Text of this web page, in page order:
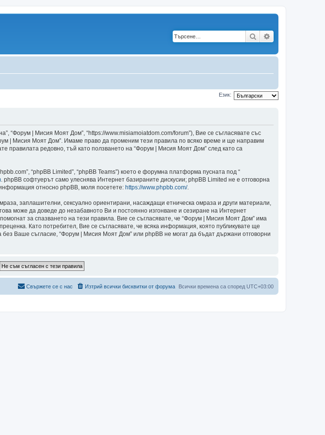
Търсене
Език:
“Форум | Мисия Моят Дом”, “https://www.misiamoiatdom.com/forum”), Вие се съгласявате със
| Мисия Моят Дом”. Имаме право да променим тези правила по всяко време и ще направим
правилата редовно, тъй като ползването на “Форум | Мисия Моят Дом” след като са
“phpBB Limited”, “phpBB Teams”) което е форумна платформа пусната под “
. phpBB софтуерът само улеснява Интернет базираните дискусии; phpBB Limited не е отговорна
относно phpBB, моля посетете: https://www.phpbb.com/.
заплашителни, сексуално ориентирани, насаждащи етническа омраза и други материали,
може да доведе до незабавното Ви и постоянно изгонване и сезиране на Интернет
за спазването на тези правила. Вие се съгласявате, че “Форум | Мисия Моят Дом” има
Като потребител, Вие се съгласявате, че всяка информация, която публикувате ще
Ваше съгласие, “Форум | Мисия Моят Дом” или phpBB не могат да бъдат държани отговорни
Всички времена са според UTC+03:00
Изтрий всички бисквитки от форума
Свържете се с нас